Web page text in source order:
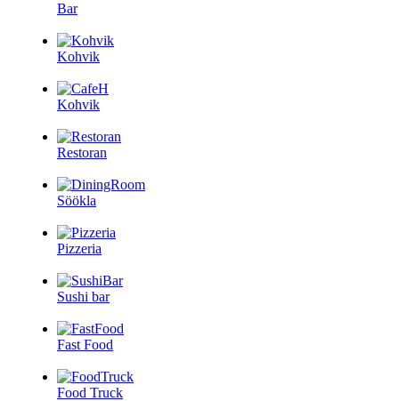
Bar
Kohvik
Kohvik
Restoran
Söökla
Pizzeria
Sushi bar
Fast Food
Food Truck